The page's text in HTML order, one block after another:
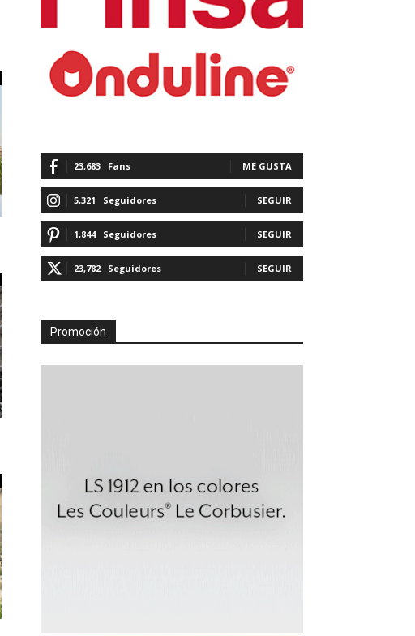
23,683 Fans ME GUSTA
5,321 Seguidores SEGUIR
1,844 Seguidores SEGUIR
23,782 Seguidores SEGUIR
Promoción